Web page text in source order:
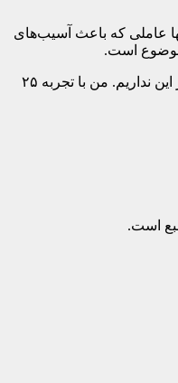
عاملی که باعث آسیب‌های
تشکری در پایان تصریح کرد: در شرایطی که تهدیدات آمریکا و دیگر دشمنان علیه کشور روز به روز بیشتر می‌شود، باید با افزایش تولید و ایجاد اشتغال با آن مقابله کرد زیرا راهی جز این نداریم. من با تجربه ۲۵